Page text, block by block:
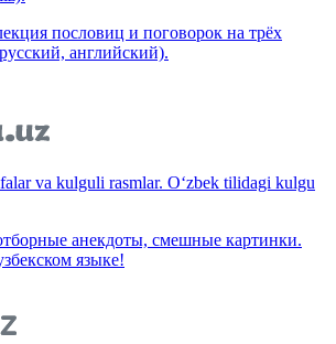
пословиц и поговорок на трёх
английский).
va kulguli rasmlar. O‘zbek tilidagi kulgu
анекдоты, смешные картинки.
языке!